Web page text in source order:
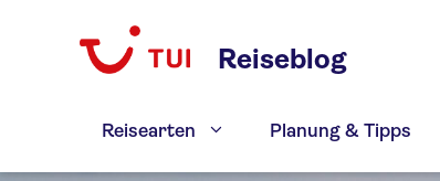
Reiseblog
Reisearten Planung & Tipps